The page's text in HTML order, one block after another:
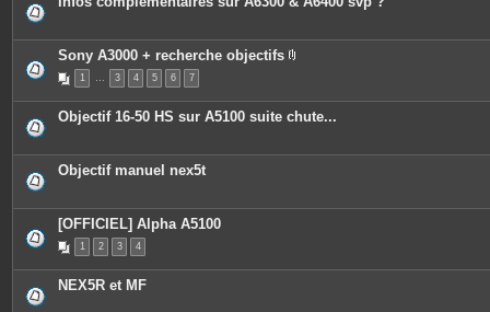
Sony A3000 + recherche objectifs
c
e
o
e
1 … 3 4 5 6 7
Objectif 16-50 HS sur A5100 suite chute...
Objectif manuel nex5t
[OFFICIEL] Alpha A5100
1 2 3 4
NEX5R et MF